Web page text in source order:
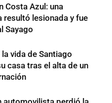
Costa Azul: una
lesionada y fue
Sayago
vida de Santiago
casa tras el alta de un